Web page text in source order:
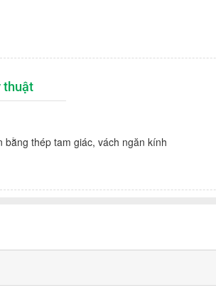
thuật
thép tam giác, vách ngăn kính